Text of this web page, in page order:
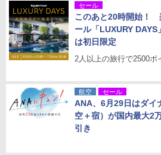
セール
このあと20時開始！
ール「LUXURY
は初日限定
2人以上の旅行で2500ポ
航空 セール
ANA、6月29日はダイ
空＋宿）が国内最大2
引き